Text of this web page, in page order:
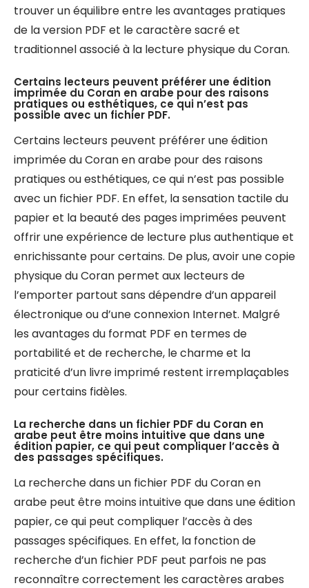
trouver un équilibre entre les avantages pratiques
de la version PDF et le caractère sacré et
traditionnel associé à la lecture physique du Coran.
Certains lecteurs peuvent préférer une édition
imprimée du Coran en arabe pour des raisons
pratiques ou esthétiques, ce qui n’est pas
possible avec un fichier PDF.
Certains lecteurs peuvent préférer une édition
imprimée du Coran en arabe pour des raisons
pratiques ou esthétiques, ce qui n’est pas possible
avec un fichier PDF. En effet, la sensation tactile du
papier et la beauté des pages imprimées peuvent
offrir une expérience de lecture plus authentique et
enrichissante pour certains. De plus, avoir une copie
physique du Coran permet aux lecteurs de
l’emporter partout sans dépendre d’un appareil
électronique ou d’une connexion Internet. Malgré
les avantages du format PDF en termes de
portabilité et de recherche, le charme et la
praticité d’un livre imprimé restent irremplaçables
pour certains fidèles.
La recherche dans un fichier PDF du Coran en
arabe peut être moins intuitive que dans une
édition papier, ce qui peut compliquer l’accès à
des passages spécifiques.
La recherche dans un fichier PDF du Coran en
arabe peut être moins intuitive que dans une édition
papier, ce qui peut compliquer l’accès à des
passages spécifiques. En effet, la fonction de
recherche d’un fichier PDF peut parfois ne pas
reconnaître correctement les caractères arabes